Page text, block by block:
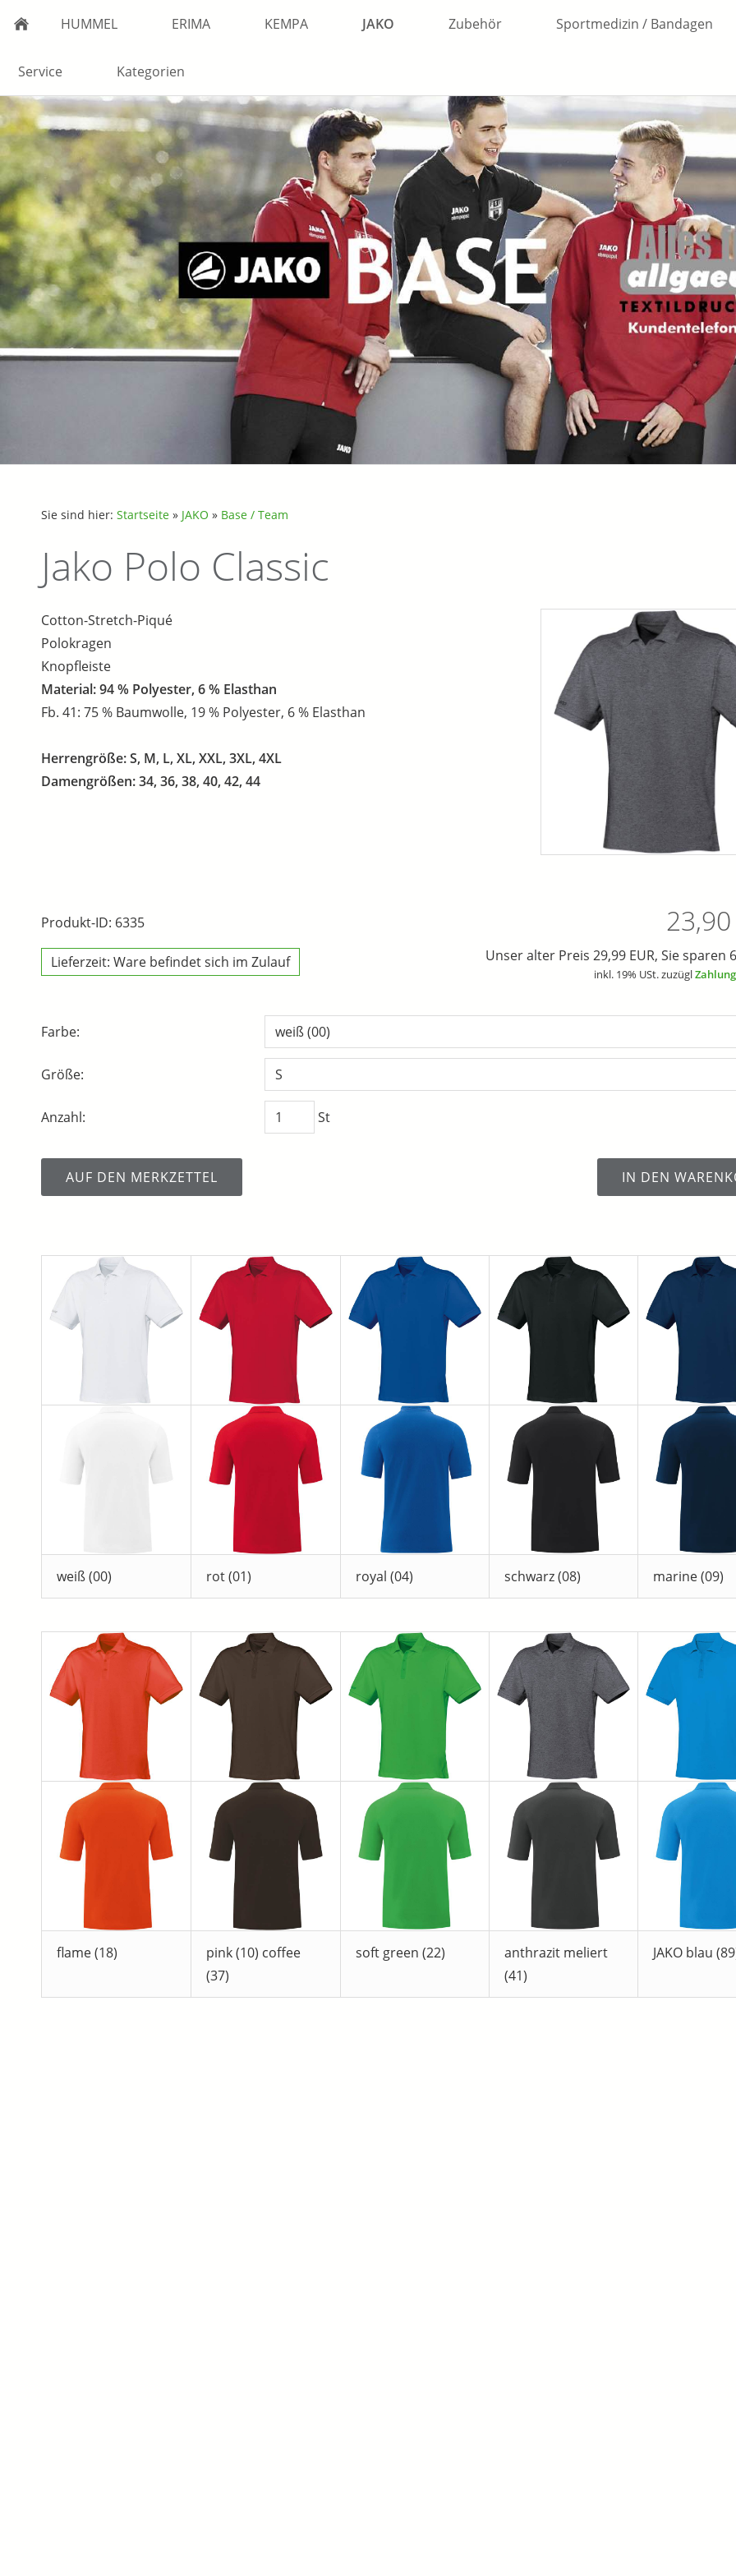
HUMMEL ERIMA KEMPA JAKO Zubehör Sportmedizin / Bandagen
Service Kategorien
Sie sind hier: Startseite » JAKO » Base / Team
Jako Polo Classic
Cotton-Stretch-Piqué
Polokragen
Knopfleiste
Material: 94 % Polyester, 6 % Elasthan
Fb. 41: 75 % Baumwolle, 19 % Polyester, 6 % Elasthan
Herrengröße: S, M, L, XL, XXL, 3XL, 4XL
Damengrößen: 34, 36, 38, 40, 42, 44
Produkt-ID: 6335
Lieferzeit: Ware befindet sich im Zulauf Unser alter Preis 29,99 EUR, Sie sparen
inkl. 19% USt. zuzügl
Farbe:
Größe:
Anzahl: St
IN DEN
AUF DEN MERKZETTEL
weiß (00) rot (01) royal (04) schwarz (08) marine (09)
flame (18)
pink (10) coffee
(37)
soft green (22)
anthrazit meliert
(41)
JAKO blau